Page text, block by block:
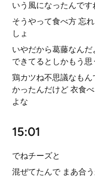
いう風になったんです
そうやって食べ方 忘
しょ
いやだから葛藤なん
できてるとしかもう
鶏カツね不思議なも
かったんだけど 衣食
よな
15:01
でねチーズと
混ぜてたんで まあ合